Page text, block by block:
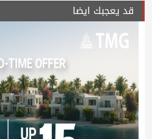
قد يعجبك ايضا